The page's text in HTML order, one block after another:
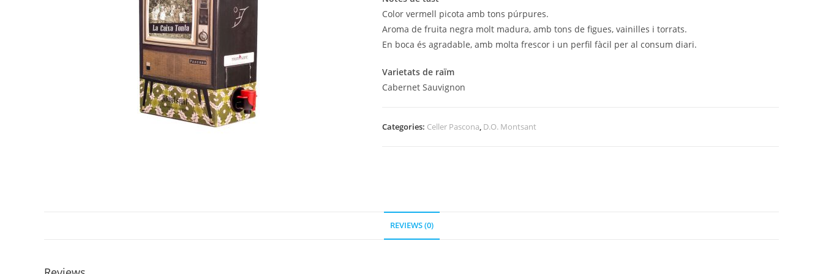
Color vermell picota amb tons púrpures.
Aroma de fruita negra molt madura, amb tons de figues, vainilles i torrats.
En boca és agradable, amb molta frescor i un perfil fàcil per al consum diari.
Varietats de raïm
Cabernet Sauvignon
Categories: Celler Pascona, D.O. Montsant
REVIEWS (0)